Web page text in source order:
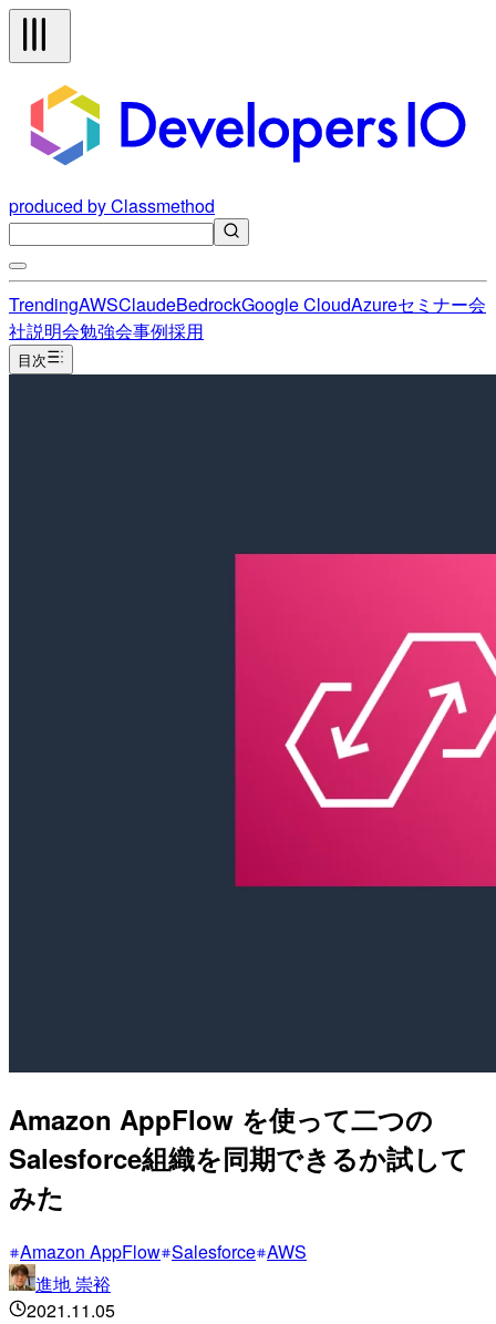
produced by Classmethod
TrendingAWSClaudeBedrockGoogle CloudAzureセミナー会
社説明会勉強会事例採用
目次
Amazon AppFlow を使って二つの
Salesforce組織を同期できるか試して
みた
Amazon AppFlow Salesforce AWS
進地 崇裕
2021.11.05